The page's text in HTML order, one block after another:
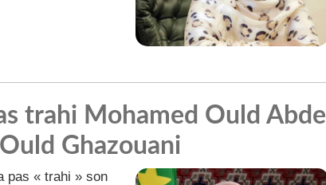
trahi Mohamed Ould Abdel
Ghazouani
pas « trahi » son